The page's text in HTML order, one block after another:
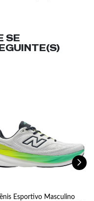
SE
Tênis Esportivo Masculino